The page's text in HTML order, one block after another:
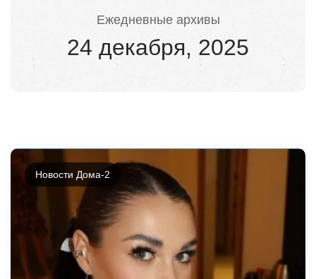
Ежедневные архивы
24 декабря, 2025
Новости Дома-2